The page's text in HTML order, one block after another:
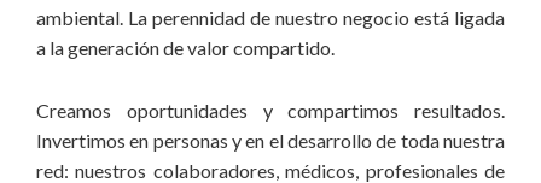
ambiental. La perennidad de nuestro negocio está ligada
a la generación de valor compartido.
Creamos oportunidades y compartimos resultados.
Invertimos en personas y en el desarrollo de toda nuestra
red: nuestros colaboradores, médicos, profesionales de